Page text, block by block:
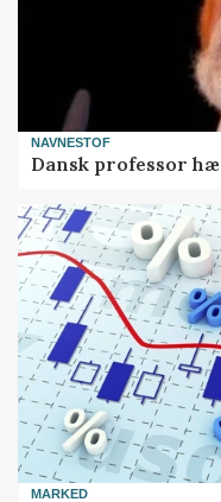
NAVNESTOF
Dansk professor
MARKED